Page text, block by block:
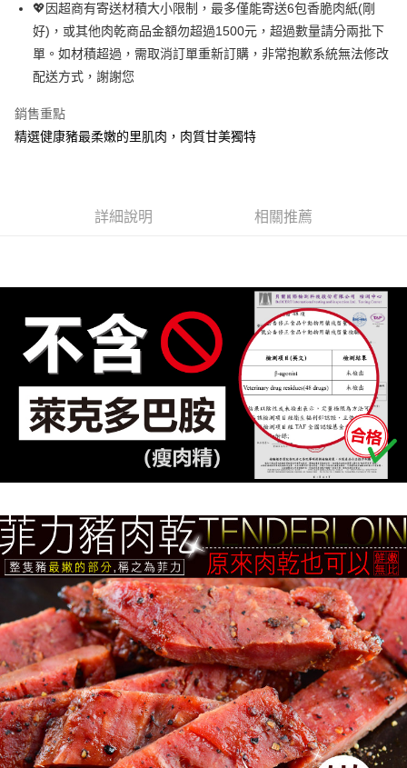
悠遊付
Google Pay
１．簡單：不需註冊會員、不需綁卡、不需儲值。
１．於結帳方式選擇「AFTEE先享後付」後，將跳轉至「AFTEE先享後付」
結帳頁面，進行簡訊認證並確認金額後，即可完成結帳。
２．訂單成立數日內，您將收到繳費通知簡訊。
３．收到繳費通知簡訊後14天內，點擊此簡訊中的連結，可透過四大超商／
ATM／網路銀行／等多元方式進行付款，方視為交易完成。
※ 請注意：結帳手續完成當下不需立刻繳費，但若您需要取消訂單，請聯絡
購買商品的店家。未經商家同意取消之訂單仍視為有效，需透過AFTEE先享
後付繳納相關費用。
※ 交易是否成功請以「AFTEE先享後付 」之結帳頁面顯示為準，若有關於
是否繳費成功／繳費後需取消欲退款等相關疑問，請聯繫「AFTEE先享後付
https://netprotections.freshdesk.com/support/home
１．透過由恩沛科技股份有限公司提供之「AFTEE先享後付」服務完成之交
易，需依本服務之必要範圍內提供個人資料，並將交易相關給付款項請求債
權轉讓予恩沛科技股份有限公司。
２．關於個人資料處理事宜，請瀏覽以下網址：
https://aftee.tw/terms/#terms3
３．未成年的使用者請事先徵得法定代理人或監護人之同意方可使用
「AFTEE先享後付」，若未經同意申辦者引起之損失，本公司不負相關責
任。
４．使用「AFTEE先享後付」時，將依據個別帳號之用戶狀況，依本公司即
時審查核予不同之上限額度；若仍有額度不足之情形，本公司將視審查結果
請求用戶進行身份認證。
５．嚴禁一人註冊多個帳號或使用他人資訊註冊。若發現惡意使用之情形，
恩沛科技股份有限公司將有權停止該用戶之使用額度並採取法律行動。
付款後全家取貨
每筆NT$70，滿NT$800(含以上)免運費
萊爾富取貨
每筆NT$70，滿NT$800(含以上)免運費
付款後萊爾富取貨
每筆NT$70，滿NT$800(含以上)免運費
每筆NT$70，滿NT$800(含以上)免運費
付款後7-11取貨
每筆NT$70，滿NT$800(含以上)免運費
台灣本島宅配
每筆NT$200，滿NT$3,000(含以上)免運費
離島宅配
每筆NT$350，滿NT$4,000(含以上)免運費
國際配送【單包選購】【包郵組加購】 查看運費
新加坡 / 馬來西亞 - Goodmaji好馬吉物流【單包選購】最 查看運費
💖因超商有寄送材積大小限制，最多僅能寄送6包香脆肉紙(剛
好)，或其他肉乾商品金額勿超過1500元，超過數量請分兩批下
單。如材積超過，需取消訂單重新訂購，非常抱歉系統無法修改
配送方式，謝謝您
銷售重點
精選健康豬最柔嫩的里肌肉，肉質甘美獨特
詳細說明 相關推薦